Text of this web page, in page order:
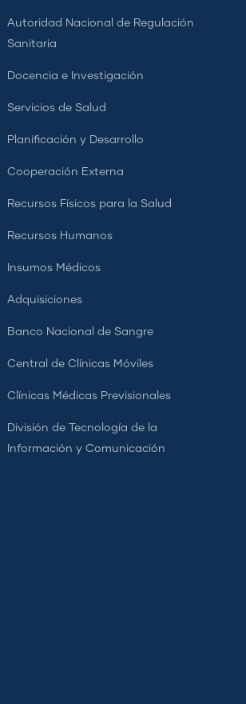
Autoridad Nacional de Regulación
Sanitaria
Docencia e Investigación
Servicios de Salud
Planificación y Desarrollo
Cooperación Externa
Recursos Físicos para la Salud
Recursos Humanos
Insumos Médicos
Adquisiciones
Banco Nacional de Sangre
Central de Clínicas Móviles
Clínicas Médicas Previsionales
División de Tecnología de la
Información y Comunicación